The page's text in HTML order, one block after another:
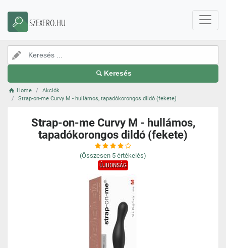
SZEXERO.HU
Keresés
Home
Akciók
Strap-on-me Curvy M - hullámos, tapadókorongos dildó (fekete)
Strap-on-me Curvy M - hullámos,
tapadókorongos dildó (fekete)
(Összesen 5 értékelés)
ÚJDONSÁG